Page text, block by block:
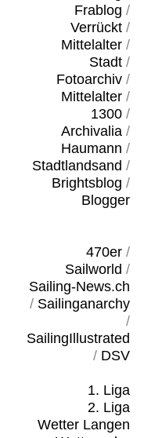
Frablog /
Verrückt/
Mittelalter/
Stadt/
Fotoarchiv/
Mittelalter/
1300/
Archivalia/
Haumann /
Stadtlandsand /
Brightsblog /
Blogger
470er/
Sailworld /
Sailing-News.ch
/ Sailinganarchy
/
SailingIllustrated
/ DSV
1. Liga
2. Liga
Wetter Langen